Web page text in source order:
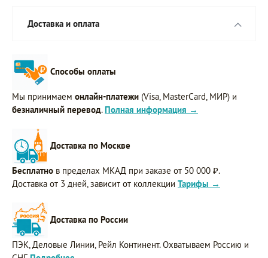
Доставка и оплата
Способы оплаты
Мы принимаем онлайн-платежи (Visa, MasterCard, МИР) и
безналичный перевод. Полная информация →
Доставка по Москве
Бесплатно в пределах МКАД при заказе от 50 000 ₽.
Доставка от 3 дней, зависит от коллекции Тарифы →
Доставка по России
ПЭК, Деловые Линии, Рейл Континент. Охватываем Россию и